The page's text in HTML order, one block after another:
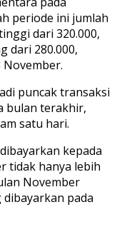
periode ini jumlah
dari 320.000,
dari 280.000,
November.
puncak transaksi
bulan terakhir,
satu hari.
kepada
tidak hanya lebih
November
pada